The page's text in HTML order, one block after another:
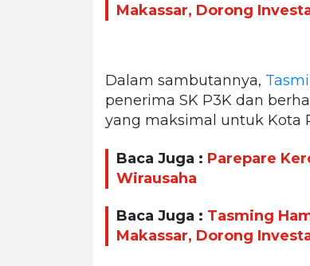
Makassar, Dorong
Dalam sambutannya,
penerima SK P3K dan
yang maksimal untuk Kota
Baca Juga : Parepare
Wirausaha
Baca Juga : Tasming
Makassar, Dorong